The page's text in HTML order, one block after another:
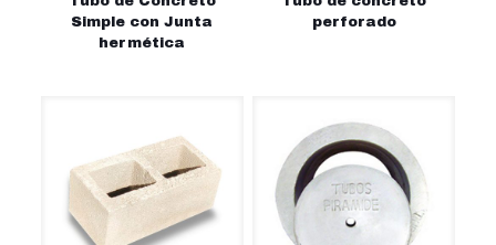
Simple con Junta
hermética
perforado